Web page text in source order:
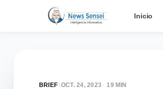
Inicio
BRIEF\OCT. 24, 2023 · 19 MIN